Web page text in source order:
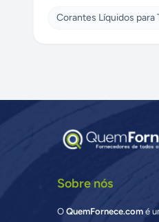
Corantes Líquidos para
Sobre nós
OQuemFornece.com é